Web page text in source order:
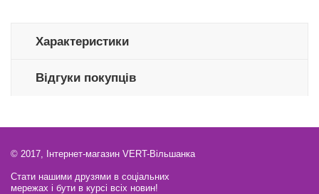
Характеристики
Відгуки покупців
© 2017, Інтернет-магазин VERT-Вільшанка
Стати нашими друзями в соціальних
мережах і бути в курсі всіх новин!